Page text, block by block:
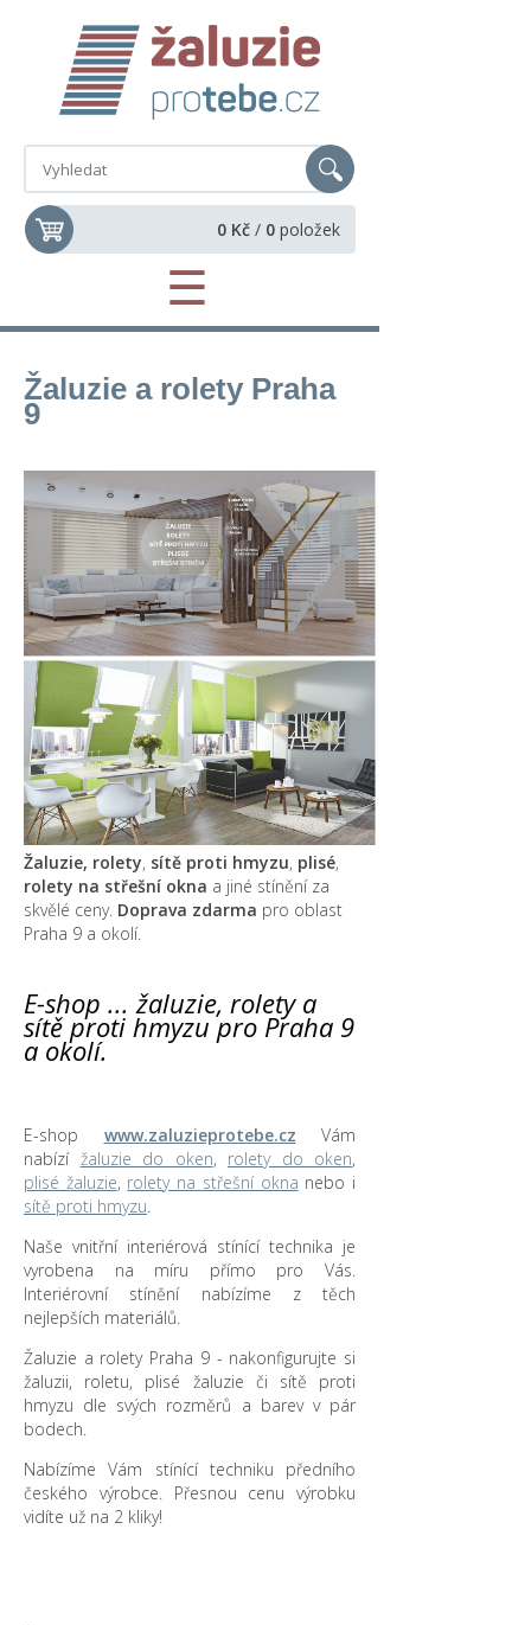
0 Kč / 0 položek
☰
Žaluzie a rolety Praha
9
Žaluzie, rolety, sítě proti hmyzu, plisé,
rolety na střešní okna a jiné stínění za
skvělé ceny. Doprava zdarma pro oblast
Praha 9 a okolí.
E-shop ... žaluzie, rolety a
sítě proti hmyzu pro Praha 9
a okolí.
E-shop www.zaluzieprotebe.cz Vám
nabízí žaluzie do oken, rolety do oken,
plisé žaluzie, rolety na střešní okna nebo i
sítě proti hmyzu.
Naše vnitřní interiérová stínící technika je
vyrobena na míru přímo pro Vás.
Interiérovní stínění nabízíme z těch
nejlepších materiálů.
Žaluzie a rolety Praha 9 - nakonfigurujte si
žaluzii, roletu, plisé žaluzie či sítě proti
hmyzu dle svých rozměrů a barev v pár
bodech.
Nabízíme Vám stínící techniku předního
českého výrobce. Přesnou cenu výrobku
vidíte už na 2 kliky!